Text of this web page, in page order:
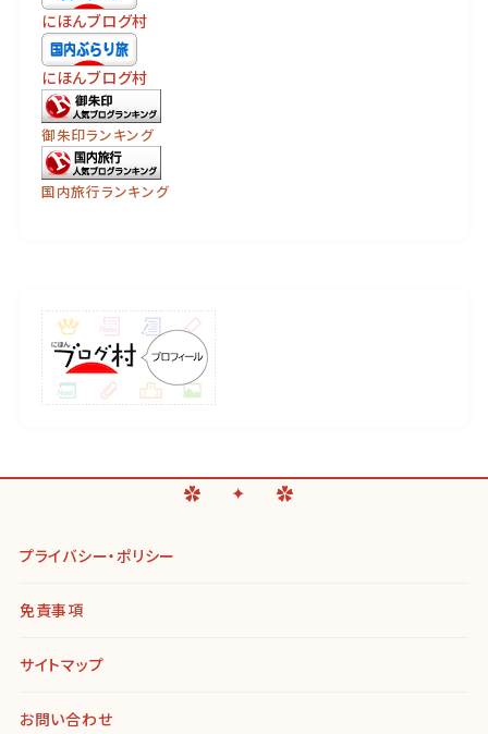
にほんブログ村
にほんブログ村
御朱印ランキング
国内旅行ランキング
プライバシー・ポリシー
免責事項
サイトマップ
お問い合わせ